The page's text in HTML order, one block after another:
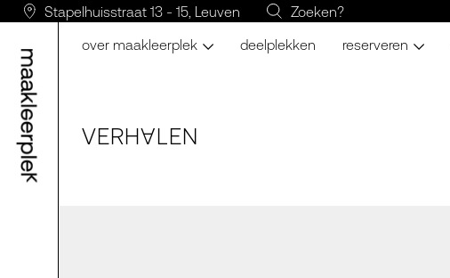
Stapelhuisstraat 13 - 15, Leuven Zoeken?
over maakleerplek deelplekken reserveren
VERHALEN